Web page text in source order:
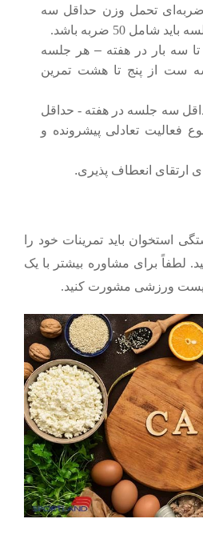
ضربه‌ای تحمل وزن حداقل سه
50 ضربه باشد.
سه بار در هفته – هر جلسه
ست از پنج تا هشت تمرین
سه جلسه در هفته - حداقل
فعالیت تعادلی پیشرونده و
ارتقای انعطاف پذیری.
استخوان باید تمرینات خود را
لطفاً برای مشاوره بیشتر با یک
ورزشی مشورت کنید.